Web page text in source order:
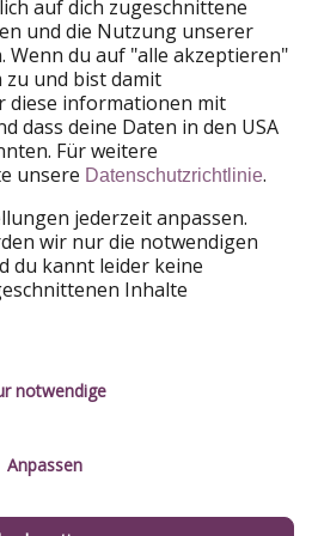
HolidayPirates
WakacyjniPiraci
Ferienpiraten
ViajerosPiratas
Rechtliches
Kontakt
Service-Kontrolle
auf dich zugeschnittene
und die Nutzung unserer
Wenn du auf "alle akzeptieren"
zu und bist damit
diese informationen mit
dass deine Daten in den USA
Für weitere
unsere Datenschutzrichtlinie.
jederzeit anpassen.
wir nur die notwendigen
du kannt leider keine
Inhalte
notwendige
Anpassen